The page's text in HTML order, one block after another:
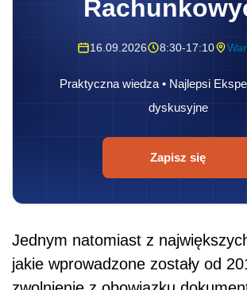
16.09.2026 8:30-17:10
Praktyczna wiedza • Najlepsi
dyskusyjne
Zapisz się
Jednym natomiast z
jakie wprowadzone zostały od